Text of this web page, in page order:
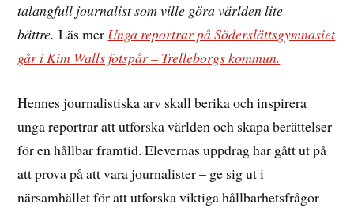
talangfull journalist som ville göra världen lite
bättre.Läs mer Unga reportrar på Söderslättsgymnasiet
går i Kim Walls fotspår – Trelleborgs kommun.
Hennes journalistiska arv skall berika och inspirera
unga reportrar att utforska världen och skapa berättelser
för en hållbar framtid. Elevernas uppdrag har gått ut på
att prova på att vara journalister – ge sig ut i
närsamhället för att utforska viktiga hållbarhetsfrågor